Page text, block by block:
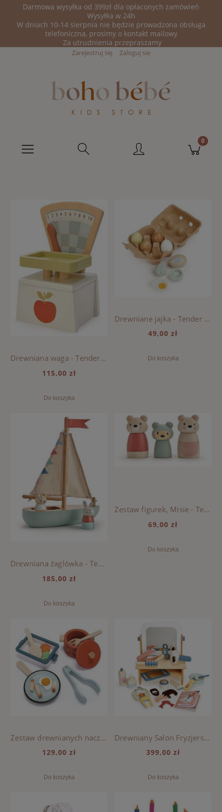
Darmowa wysyłka od 399zł dla opłaconych zamówień
Wysyłka w 24h
W dniach 10-14 sierpnia nie będzie prowadzona obsługa
telefoniczna, prosimy o kontakt mailowy
Za utrudnienia przepraszamy
Zarejestruj się Zaloguj się
Drewniana waga - Tender Leaf Toys
115,00 zł
Do koszyka
Drewniane jajka - Tender Leaf Toys
49,00 zł
Do koszyka
Drewniana żaglówka - Tender Leaf Toys
185,00 zł
Do koszyka
Zestaw figurek, Misie - Tender Leaf Toys
69,00 zł
Do koszyka
Zestaw drewnianych naczyń - Tender Leaf Toys
129,00 zł
Do koszyka
Drewniany Salon Fryzjerski - Tender Leaf Toys
399,00 zł
Do koszyka